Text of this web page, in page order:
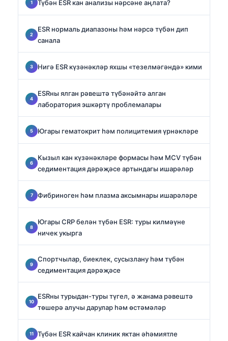
Түбән ESR кан анализы нәрсәне аңлата?
ESR нормаль диапазоны һәм нәрсә түбән дип
санала
Нигә ESR күзәнәкләр яхшы «тезелмәгәндә» кими
ESRны ялган рәвештә түбәнәйтә алган
лаборатория эшкәртү проблемалары
Югары гематокрит һәм полицитемия үрнәкләре
Кызыл кан күзәнәкләре формасы һәм MCV түбән
седиментация дәрәҗәсе артындагы ишарәләр
Фибриноген һәм плазма аксымнары ишарәләре
Югары CRP белән түбән ESR: туры килмәүне
ничек укырга
Спортчылар, биеклек, сусызлану һәм түбән
седиментация дәрәҗәсе
ESRны турыдан-туры түгел, ә жанама рәвештә
төшерә алучы дарулар һәм өстәмәләр
Түбән ESR кайчан клиник яктан әһәмиятле